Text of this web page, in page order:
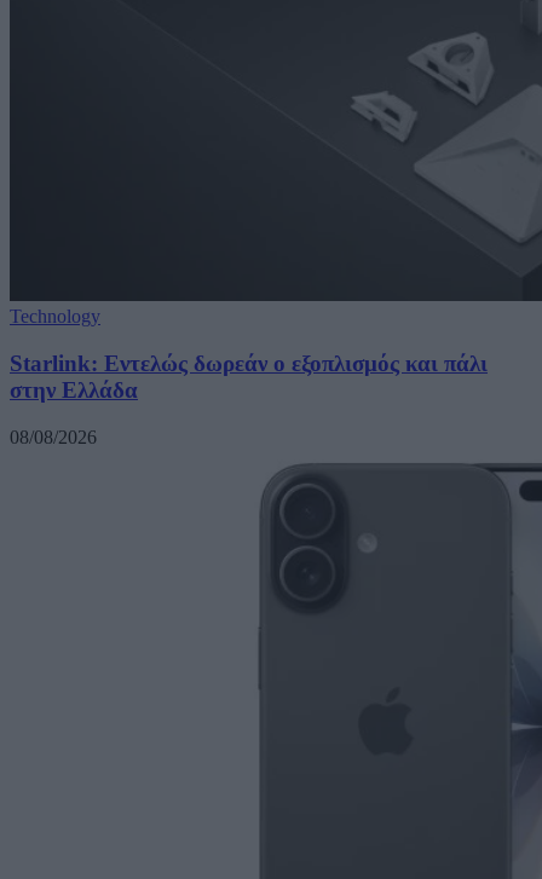
Technology
Starlink: Εντελώς δωρεάν ο εξοπλισμός και πάλι
στην Ελλάδα
08/08/2026